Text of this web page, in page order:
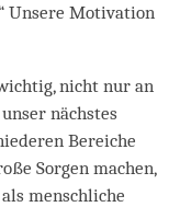
Unsere Motivation
nicht nur an
nächstes
Bereiche
Sorgen machen,
menschliche